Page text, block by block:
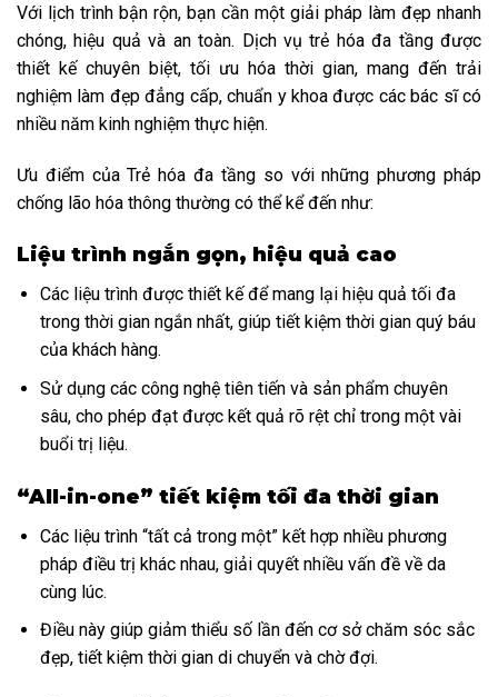
Với lịch trình bận rộn, bạn cần một giải pháp làm đẹp nhanh
chóng, hiệu quả và an toàn. Dịch vụ trẻ hóa đa tầng được
thiết kế chuyên biệt, tối ưu hóa thời gian, mang đến trải
nghiệm làm đẹp đẳng cấp, chuẩn y khoa được các bác sĩ có
nhiều năm kinh nghiệm thực hiện.
Ưu điểm của Trẻ hóa đa tầng so với những phương pháp
chống lão hóa thông thường có thể kể đến như:
Liệu trình ngắn gọn, hiệu quả cao
Các liệu trình được thiết kế để mang lại hiệu quả tối đa
trong thời gian ngắn nhất, giúp tiết kiệm thời gian quý báu
của khách hàng.
Sử dụng các công nghệ tiên tiến và sản phẩm chuyên
sâu, cho phép đạt được kết quả rõ rệt chỉ trong một vài
buổi trị liệu.
“All-in-one” tiết kiệm tối đa thời gian
Các liệu trình “tất cả trong một” kết hợp nhiều phương
pháp điều trị khác nhau, giải quyết nhiều vấn đề về da
cùng lúc.
Điều này giúp giảm thiểu số lần đến cơ sở chăm sóc sắc
đẹp, tiết kiệm thời gian di chuyển và chờ đợi.